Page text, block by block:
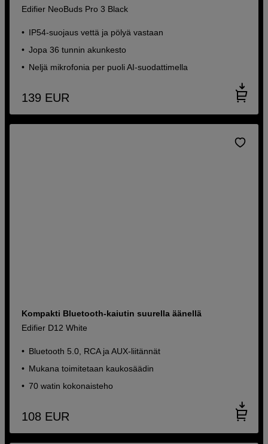
Edifier NeoBuds Pro 3 Black
IP54-suojaus vettä ja pölyä vastaan
Jopa 36 tunnin akunkesto
Neljä mikrofonia per puoli AI-suodattimella
139 EUR
Kompakti Bluetooth-kaiutin suurella äänellä
Edifier D12 White
Bluetooth 5.0, RCA ja AUX-liitännät
Mukana toimitetaan kaukosäädin
70 watin kokonaisteho
108 EUR